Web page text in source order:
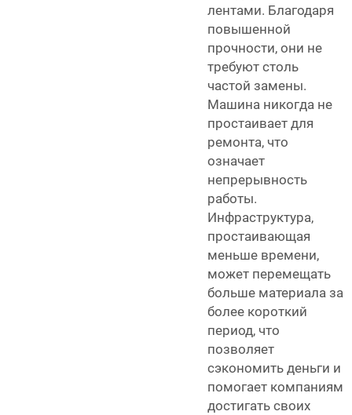
лентами. Благодаря
повышенной
прочности, они не
требуют столь
частой замены.
Машина никогда не
простаивает для
ремонта, что
означает
непрерывность
работы.
Инфраструктура,
простаивающая
меньше времени,
может перемещать
больше материала за
более короткий
период, что
позволяет
сэкономить деньги и
помогает компаниям
достигать своих